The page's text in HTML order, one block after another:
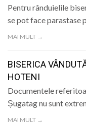
Pentru rânduielile
se pot face parastase
MAI MULT →
BISERICA
HOTENI
Documentele
Șugatag nu sunt
MAI MULT →